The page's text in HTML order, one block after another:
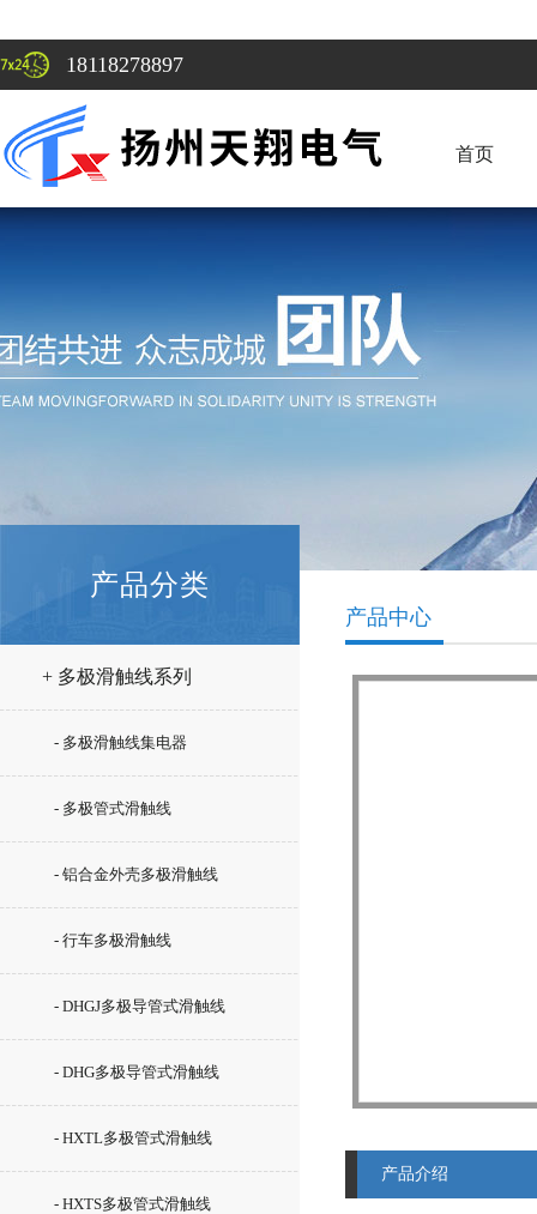
18118278897
首页
产品分类
+ 多极滑触线系列
- 多极滑触线集电器
- 多极管式滑触线
- 铝合金外壳多极滑触线
- 行车多极滑触线
- DHGJ多极导管式滑触线
- DHG多极导管式滑触线
- HXTL多极管式滑触线
- HXTS多极管式滑触线
产品中心
产品介绍